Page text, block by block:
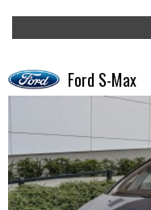
Ford S-Max